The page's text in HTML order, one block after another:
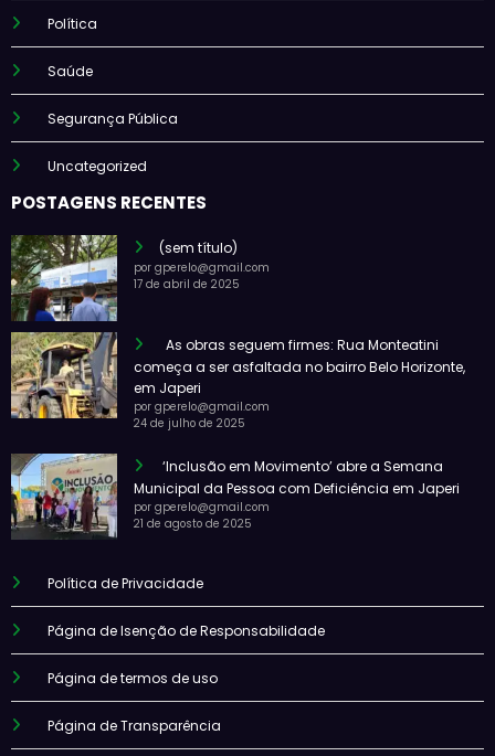
Política
Saúde
Segurança Pública
Uncategorized
POSTAGENS RECENTES
(sem título)
por gperelo@gmail.com
17 de abril de 2025
As obras seguem firmes: Rua Monteatini
começa a ser asfaltada no bairro Belo Horizonte,
em Japeri
por gperelo@gmail.com
24 de julho de 2025
‘Inclusão em Movimento’ abre a Semana
Municipal da Pessoa com Deficiência em Japeri
por gperelo@gmail.com
21 de agosto de 2025
Política de Privacidade
Página de Isenção de Responsabilidade
Página de termos de uso
Página de Transparência